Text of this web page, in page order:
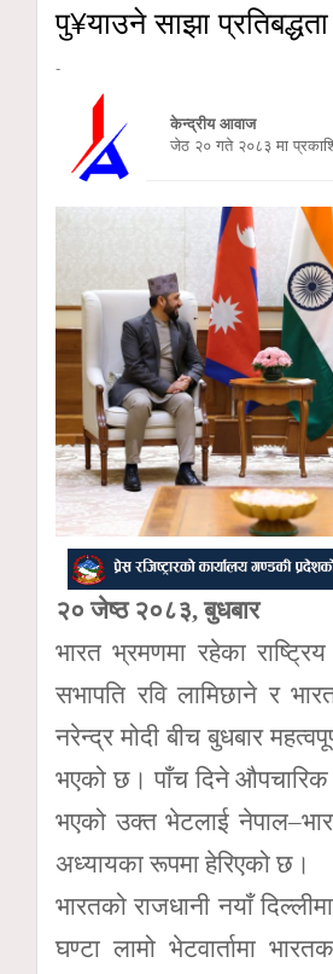
पु¥याउने साझा प्रतिबद्धता
-
केन्द्रीय आवाज
जेठ २० गते २०८३ मा
२० जेष्ठ २०८३, बुधबार
भारत भ्रमणमा रहेका राष्ट्रिय
सभापति रवि लामिछाने र
नरेन्द्र मोदी बीच बुधबार
भएको छ। पाँच दिने
भएको उक्त भेटलाई
अध्यायका रूपमा हेरिएको छ।
भारतको राजधानी नयाँ
घण्टा लामो भेटवार्तामा